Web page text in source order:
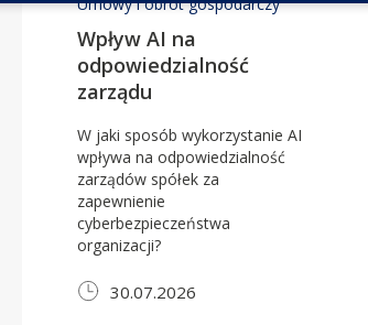
Wpływ AI na
odpowiedzialność
zarządu
W jaki sposób wykorzystanie AI
wpływa na odpowiedzialność
zarządów spółek za
zapewnienie
cyberbezpieczeństwa
organizacji?
30.07.2026